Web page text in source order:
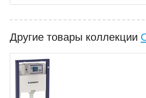
Другие товары коллекции